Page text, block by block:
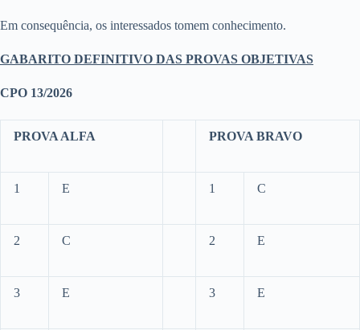
Em consequência, os interessados tomem conhecimento.
GABARITO DEFINITIVO DAS PROVAS OBJETIVAS
CPO 13/2026
PROVA ALFA PROVA BRAVO
1 E 1 C
2 C 2 E
3 E 3 E